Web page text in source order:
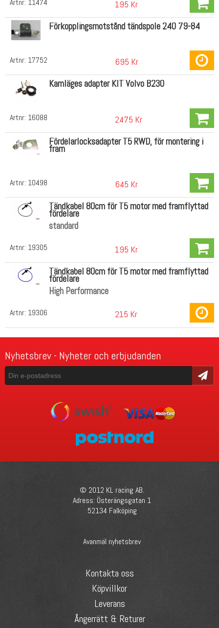
Artnr: 11474 195 Kr
Artnr: 17752
Förkopplingsmotstånd tändspole 240 79-84
695 Kr
Artnr: 16088
Kamläges adapter KIT Volvo B230
2475 Kr
Artnr: 10498
Fördelarlocksadapter T5 RWD, för montering i
fram
645 Kr
Artnr: 19305
Tändkabel 80cm för T5 motor med framflyttad
fördelare
standard
195 Kr
Artnr: 19306
Tändkabel 80cm för T5 motor med framflyttad
fördelare
High Performance
215 Kr
Nyhetsbrev - Nyheter och erbjudanden
Skicka
© 2012 KL racing AB.
Adress: Österängsgatan 1
52134 Falköping
Avanmäl nyhetsbrev
Kontakta oss
Köpvillkor
Leverans
Ångerrätt & Returer